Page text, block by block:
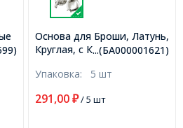
Конус для Бусин, Латунь,
Золото, 10х9.5мм,
(УТ0005513)
Упаковка:10 шт
157,00₽ -45%